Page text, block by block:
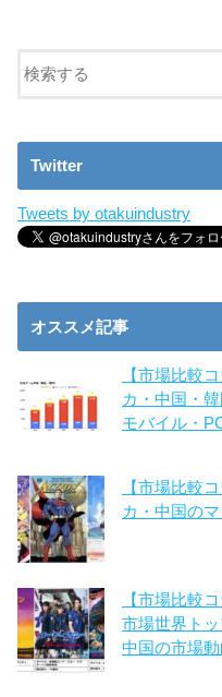
Twitter
Tweets by otakuindustry
オススメ記事
【市場比較
カ・中国・
モバイル・
【市場比較
カ・中国の
【市場比較
市場世界トッ
中国の市場動